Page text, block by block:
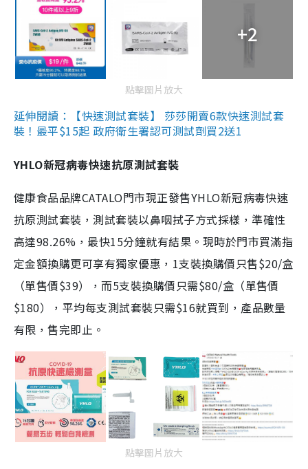
+2
點擊圖片放大
延伸閱讀：【快速測試套裝】 莎莎開賣6款快速測試套
裝！最平$15起 政府衛生署認可測試劑買2送1
YHLO新冠病毒快速抗原測試套裝
健康食品品牌CATALO門市現正發售YHLO新冠病毒快速
抗原測試套裝，測試套裝以鼻咽拭子方式採樣，準確性
高達98.26%，最快15分鐘就有結果。現時於門市買滿指
定金額換購更可享有獨家優惠，1支裝換購價只售$20/盒
（單售價$39），而5支裝換購價只需$80/盒（單售價
$180），平均每支測試套裝只需$16就買到，產品數量
有限，售完即止。
點擊圖片放大